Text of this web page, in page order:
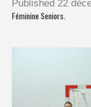
Published 22
Féminine Seniors.